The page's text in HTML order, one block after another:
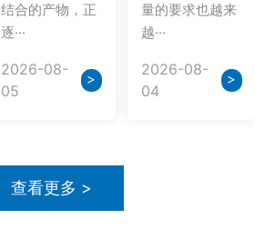
结合的产物，正
逐···
2026-08-
05
>
量的要求也越来
越···
2026-08-
04
>
查看更多 >